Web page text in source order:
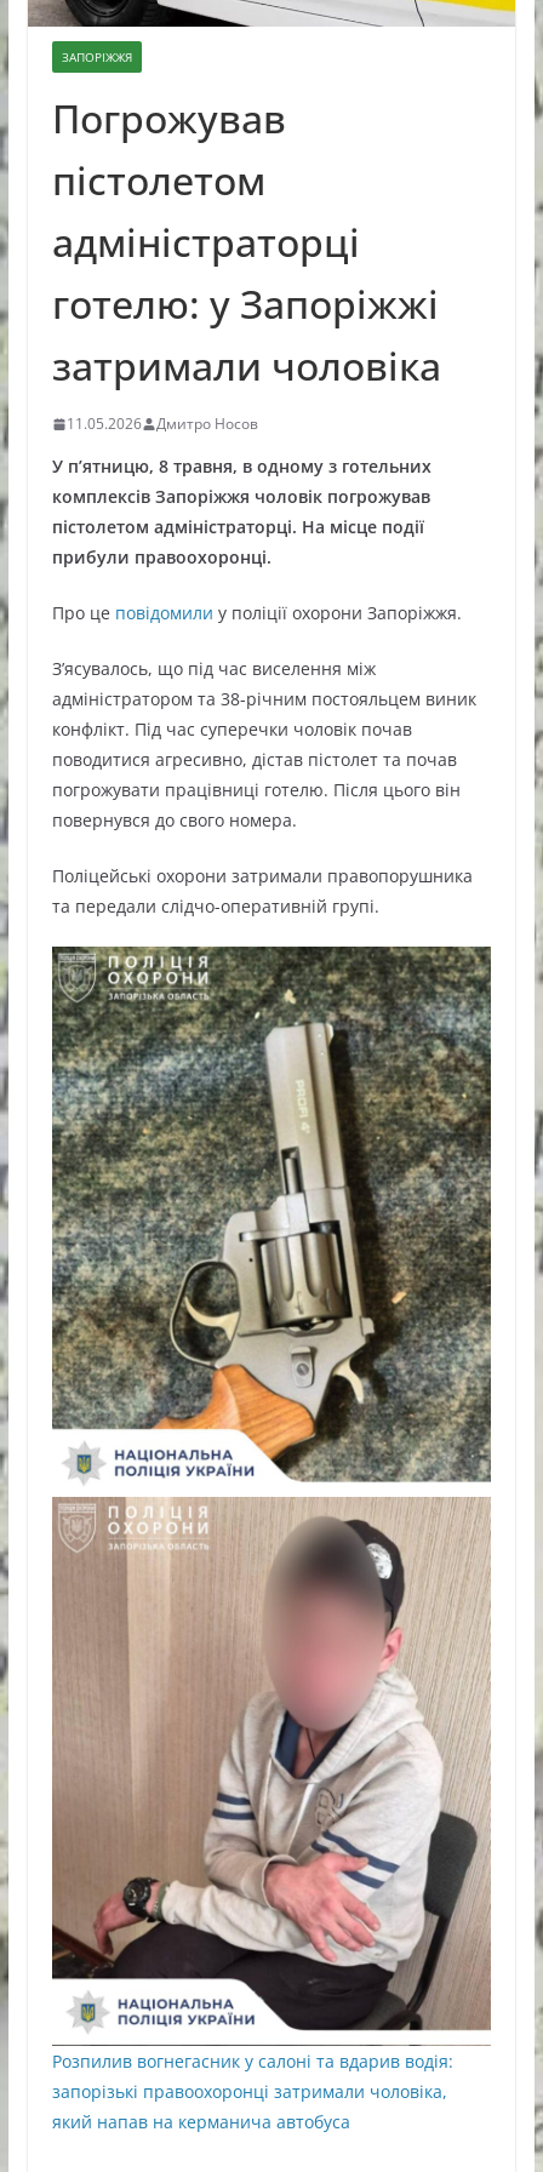
ЗАПОРІЖЖЯ
Погрожував
пістолетом
адміністраторці
готелю: у Запоріжжі
затримали чоловіка
11.05.2026 Дмитро Носов
У п’ятницю, 8 травня, в одному з готельних
комплексів Запоріжжя чоловік погрожував
пістолетом адміністраторці. На місце події
прибули правоохоронці.
Про це повідомили у поліції охорони Запоріжжя.
З’ясувалось, що під час виселення між
адміністратором та 38-річним постояльцем виник
конфлікт. Під час суперечки чоловік почав
поводитися агресивно, дістав пістолет та почав
погрожувати працівниці готелю. Після цього він
повернувся до свого номера.
Поліцейські охорони затримали правопорушника
та передали слідчо-оперативній групі.
Розпилив вогнегасник у салоні та вдарив водія:
запорізькі правоохоронці затримали чоловіка,
який напав на керманича автобуса